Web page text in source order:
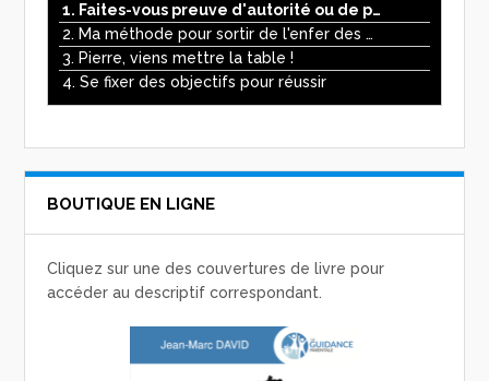
1. Faites-vous preuve d'autorité ou de pouvoir avec vos enfants ?
2. Ma méthode pour sortir de l'enfer des écrans
3. Pierre, viens mettre la table !
4. Se fixer des objectifs pour réussir
BOUTIQUE EN LIGNE
Cliquez sur une des couvertures de livre pour
accéder au descriptif correspondant.